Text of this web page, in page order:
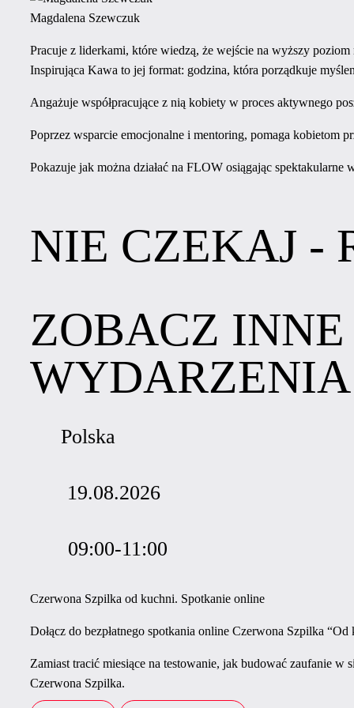
Magdalena Szewczuk
Pracuje z liderkami, które wiedzą, że wejście na wyższy
Inspirująca Kawa to jej format: godzina, która porządkuje
Angażuje współpracujące z nią kobiety w proces aktywnego
Poprzez wsparcie emocjonalne i mentoring, pomaga kobietom
Pokazuje jak można działać na FLOW osiągając
NIE CZEKAJ -
ZOBACZ
WYDARZENIA
Polska
19.08.2026
09:00-11:00
Czerwona Szpilka od kuchni. Spotkanie online
Dołącz do bezpłatnego spotkania online Czerwona Szpilka
Zamiast tracić miesiące na testowanie, jak budować zaufanie
Czerwona Szpilka.